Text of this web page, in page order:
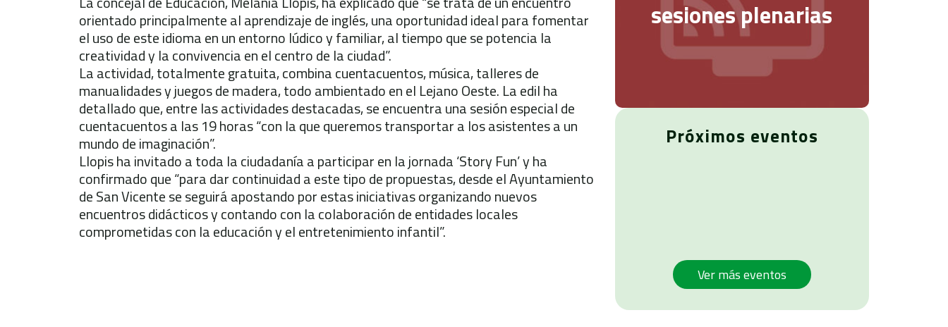
orientado principalmente al aprendizaje de inglés, una oportunidad ideal para fomentar
el uso de este idioma en un entorno lúdico y familiar, al tiempo que se potencia la
creatividad y la convivencia en el centro de la ciudad”.
La actividad, totalmente gratuita, combina cuentacuentos, música, talleres de
manualidades y juegos de madera, todo ambientado en el Lejano Oeste. La edil ha
detallado que, entre las actividades destacadas, se encuentra una sesión especial de
cuentacuentos a las 19 horas “con la que queremos transportar a los asistentes a un
mundo de imaginación”.
Llopis ha invitado a toda la ciudadanía a participar en la jornada ‘Story Fun’ y ha
confirmado que “para dar continuidad a este tipo de propuestas, desde el Ayuntamiento
de San Vicente se seguirá apostando por estas iniciativas organizando nuevos
encuentros didácticos y contando con la colaboración de entidades locales
comprometidas con la educación y el entretenimiento infantil”.
sesiones plenarias
Próximos eventos
Ver más eventos